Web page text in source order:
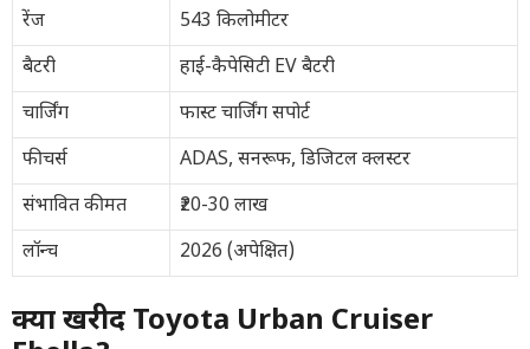
रेंज
543 किलोमीटर
बैटरी
हाई-कैपेसिटी EV बैटरी
चार्जिंग
फास्ट चार्जिंग सपोर्ट
फीचर्स
ADAS, सनरूफ, डिजिटल क्लस्टर
संभावित कीमत
₹20-30 लाख
लॉन्च
2026 (अपेक्षित)
क्यों खरीदें Toyota Urban Cruiser